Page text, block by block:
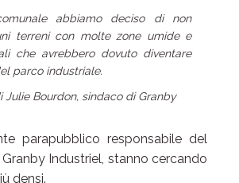
abbiamo deciso di non
terreni con molte zone umide e
che avrebbero dovuto diventare
parco industriale.
Julie Bourdon, sindaco di Granby
parapubblico responsabile del
Industriel, stanno cercando
densi.